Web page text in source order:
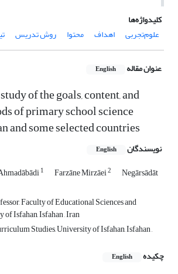
کلیدواژه‌ها
علوم‌تجربی
اهداف محتوا روش تدریس
عنوان مقاله English
of the goals, content, and
of primary school science
and some selected countries
نویسندگان English
1 Farzāne Mirzāei2 Negārsādāt
Faculty of Educational Sciences and
Isfahan, Isfahan , Iran
Studies, University of Isfahan, Isfahan ,
چکیده
English